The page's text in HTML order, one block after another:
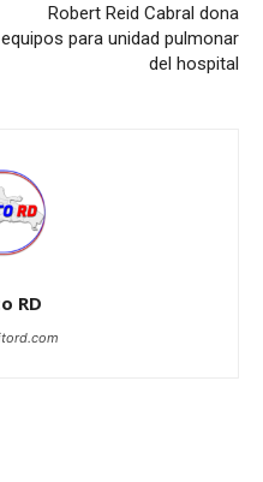
Robert Reid Cabral dona
equipos para unidad pulmonar
del hospital
RD